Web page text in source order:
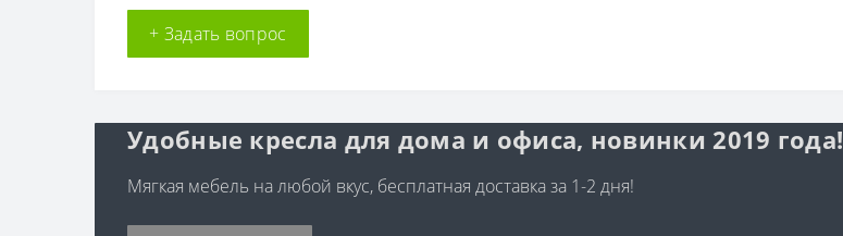
+ Задать вопрос
Удобные кресла для дома и офиса, новинки 2019 года!
Мягкая мебель на любой вкус, бесплатная доставка за 1-2 дня!